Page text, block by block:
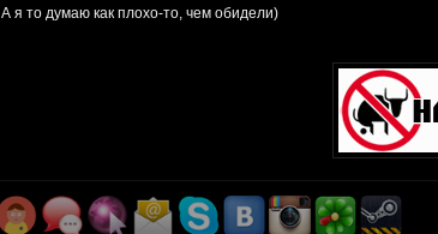
А я то думаю как плохо-то, чем обидели)